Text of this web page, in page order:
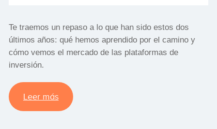
Te traemos un repaso a lo que han sido estos dos
últimos años: qué hemos aprendido por el camino y
cómo vemos el mercado de las plataformas de
inversión.
Leer más